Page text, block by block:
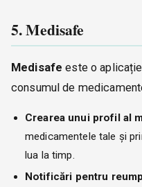
5. Medisafe
Medisafe este o
consumul de
Crearea unui profil al
medicamentele tale și
lua la timp.
Notificări pentru